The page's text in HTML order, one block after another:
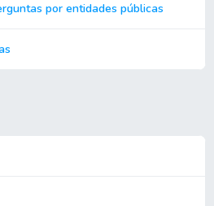
por entidades públicas